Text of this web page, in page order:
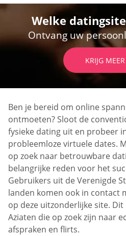
Welke
Ontvang uw
KRIJG
Ben je bereid om online
ontmoeten? Sloot de
fysieke dating uit en probeer
probleemloze virtuele dates.
op zoek naar betrouwbare
belangrijke reden voor het
Gebruikers uit de Verenigde
landen komen ook in contact
op deze uitzonderlijke site.
Aziaten die op zoek zijn naar
afspraken en flirts.